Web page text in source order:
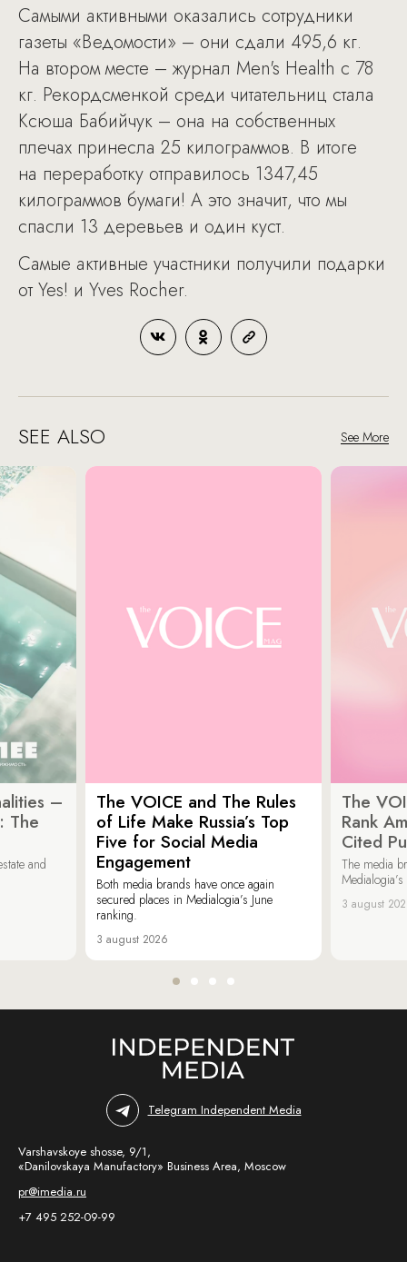
Самыми активными оказались сотрудники
газеты «Ведомости» – они сдали 495,6 кг.
На втором месте – журнал Men's Health с 78
кг. Рекордсменкой среди читательниц стала
Ксюша Бабийчук – она на собственных
плечах принесла 25 килограммов. В итоге
на переработку отправилось 1347,45
килограммов бумаги! А это значит, что мы
спасли 13 деревьев и один куст.
Самые активные участники получили подарки
от Yes! и Yves Rocher.
SEE ALSO See More
–
The
and
The VOICE and The Rules
of Life Make Russia’s Top
Five for Social Media
Engagement
Both media brands have once again
secured places in Medialogia’s June
ranking.
3 august 2026
The
Rank
Cited
The media
3 august
Telegram Independent Media
Varshavskoye shosse, 9/1,
«Danilovskaya Manufactory» Business Area, Moscow
pr@imedia.ru
+7 495 252-09-99